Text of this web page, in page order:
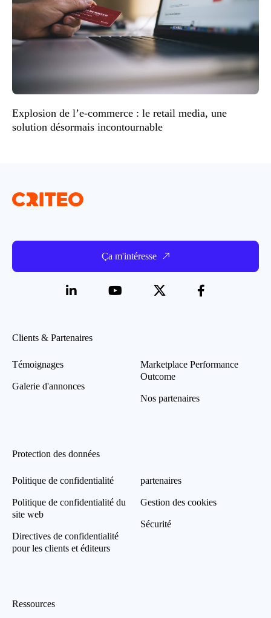
Explosion de l’e-commerce : le retail media, une
solution désormais incontournable
Ça m'intéresse
Clients & Partenaires
Témoignages
Galerie d'annonces
Marketplace Performance
Outcome
Nos partenaires
Protection des données
Politique de confidentialité
Politique de confidentialité du
site web
Directives de confidentialité
pour les clients et éditeurs
partenaires
Gestion des cookies
Sécurité
Ressources